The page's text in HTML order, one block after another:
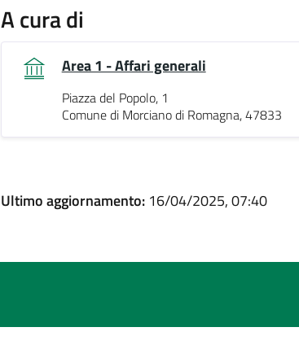
A cura di
Area 1 - Affari generali
Piazza del Popolo, 1
Comune di Morciano di Romagna, 47833
Ultimo aggiornamento: 16/04/2025, 07:40